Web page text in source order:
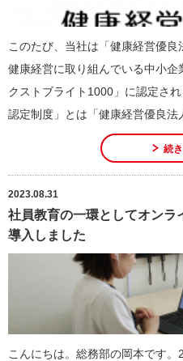
このたび、当社は「健康経営優
健康経営に取り組んでいる中小
クストブライト1000」に認定さ
認定制度」とは「健康経営優良法
続
2023.08.31
社員教育の一環としてオンラ
導入しました
こんにちは。総務部の岡本です